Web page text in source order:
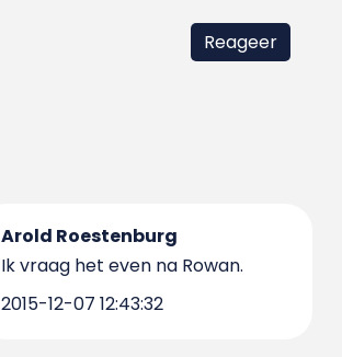
Arold Roestenburg
Ik vraag het even na Rowan.
2015-12-07 12:43:32